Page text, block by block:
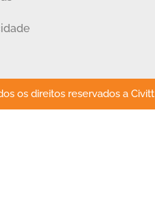
os direitos reservados a Civitt